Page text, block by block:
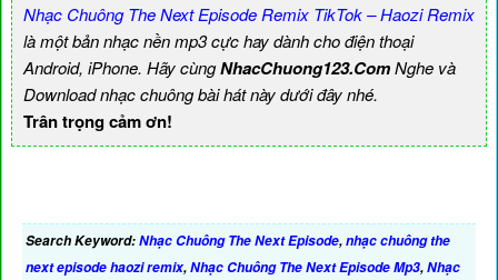
Nhạc Chuông The Next Episode Remix TikTok – Haozi Remix
là một bản nhạc nền mp3 cực hay dành cho điện thoại
Android, iPhone. Hãy cùngNhacChuong123.ComNghe và
Download nhạc chuông bài hát này dưới đây nhé.
Trân trọng cảm ơn!
Search Keyword:Nhạc Chuông The Next Episode,nhạc chuông the
next episode haozi remix,Nhạc Chuông The Next Episode Mp3,Nhạc